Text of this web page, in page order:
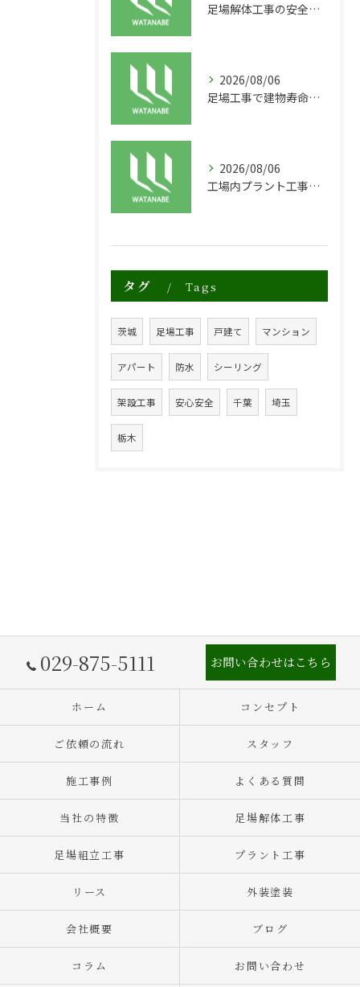
足場解体工事の安全性と効率化のポイント
2026/08/06
足場工事で建物寿命を守る外装塗装の重要性
2026/08/06
工場内プラント工事に適した足場の安全対策と実践例
タグ Tags
茨城 足場工事 戸建て マンション
アパート 防水 シーリング
架設工事 安心安全 千葉 埼玉
栃木
029-875-5111 お問い合わせはこちら
ホーム コンセプト
ご依頼の流れ スタッフ
施工事例 よくある質問
当社の特徴 足場解体工事
足場組立工事 プラント工事
リース 外装塗装
会社概要 ブログ
コラム お問い合わせ